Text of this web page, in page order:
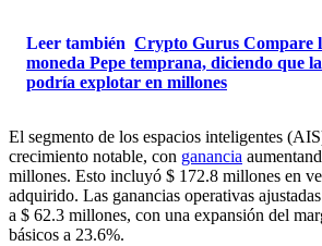
Leer también Crypto Gurus Compare
moneda Pepe temprana, diciendo que
podría explotar en millones
El segmento de los espacios inteligentes
crecimiento notable, con ganancia
millones. Esto incluyó $ 172.8 millones en
adquirido. Las ganancias operativas
a $ 62.3 millones, con una expansión del
básicos a 23.6%.